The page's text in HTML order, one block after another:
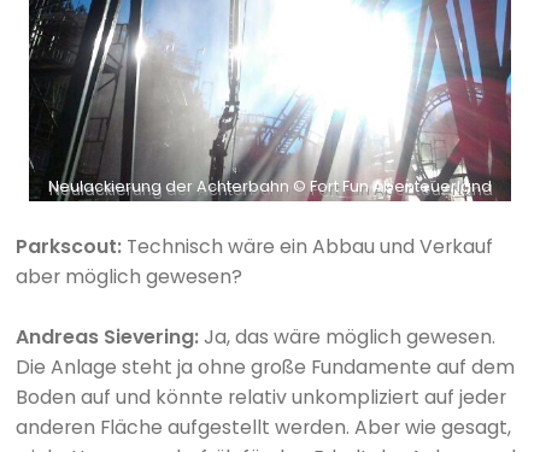
Neulackierung der Achterbahn © Fort Fun Abenteuerland
Parkscout:Technisch wäre ein Abbau und Verkauf
aber möglich gewesen?
Andreas Sievering:Ja, das wäre möglich gewesen.
Die Anlage steht ja ohne große Fundamente auf dem
Boden auf und könnte relativ unkompliziert auf jeder
anderen Fläche aufgestellt werden. Aber wie gesagt,